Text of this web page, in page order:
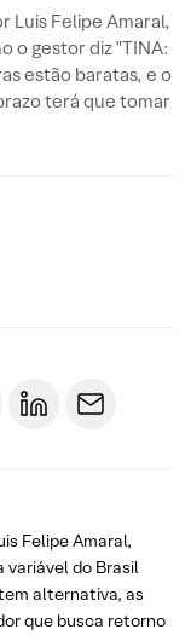
Luis Felipe Amaral,
o gestor diz "TINA:
estão baratas, e o
terá que tomar
Felipe Amaral,
variável do Brasil
alternativa, as
que busca retorno